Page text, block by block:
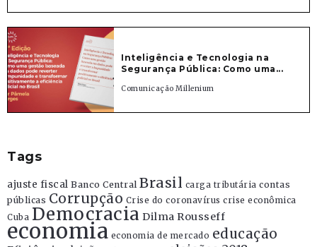
Inteligência e Tecnologia na
Segurança Pública: Como uma...
Comunicação Millenium
Tags
ajuste fiscal Banco Central Brasil carga tributária contas
públicas Corrupção Crise do coronavírus crise econômica
Cuba Democracia Dilma Rousseff
economia economia de mercado educação